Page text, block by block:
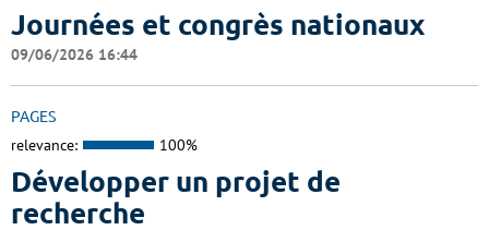
Journées et congrès nationaux
09/06/2026 16:44
PAGES
relevance: 100%
Développer un projet de
recherche